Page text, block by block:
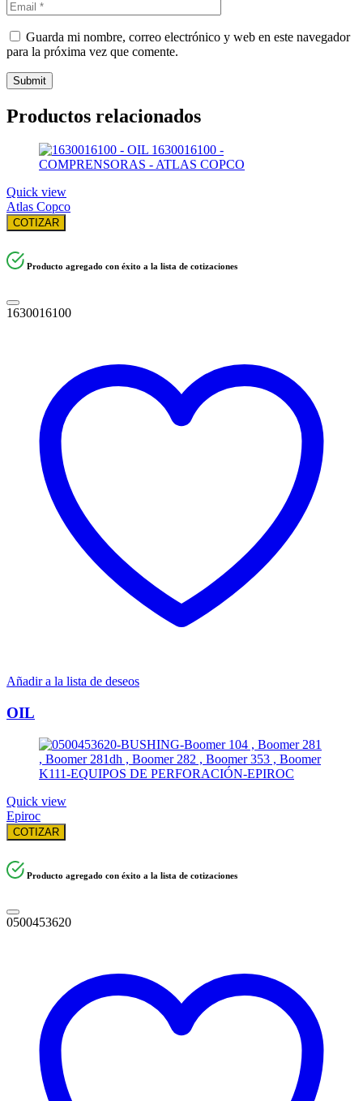
Guarda mi nombre, correo electrónico y web en este navegador
para la próxima vez que comente.
Productos relacionados
Quick view
Atlas Copco
COTIZAR
Producto agregado con éxito a la lista de cotizaciones
1630016100
Añadir a la lista de deseos
OIL
Quick view
Epiroc
COTIZAR
Producto agregado con éxito a la lista de cotizaciones
0500453620